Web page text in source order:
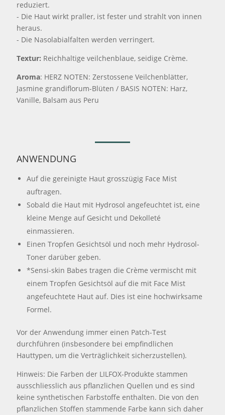
reduziert.
- Die Haut wirkt praller, ist fester und strahlt von innen
heraus.
- Die Nasolabialfalten werden verringert.
Textur: Reichhaltige veilchenblaue, seidige Crème.
Aroma: HERZ NOTEN: Zerstossene Veilchenblätter,
Jasmine grandiflorum-Blüten / BASIS NOTEN: Harz,
Vanille, Balsam aus Peru
ANWENDUNG
Auf die gereinigte Haut grosszügig Face Mist
auftragen.
Sobald die Haut mit Hydrosol angefeuchtet ist, eine
kleine Menge auf Gesicht und Dekolleté
einmassieren.
Einen Tropfen Gesichtsöl und noch mehr Hydrosol-
Toner darüber geben.
*Sensi-skin Babes tragen die Crème vermischt mit
einem Tropfen Gesichtsöl auf die mit Face Mist
angefeuchtete Haut auf. Dies ist eine hochwirksame
Formel.
Vor der Anwendung immer einen Patch-Test
durchführen (insbesondere bei empfindlichen
Hauttypen, um die Verträglichkeit sicherzustellen).
Hinweis: Die Farben der LILFOX-Produkte stammen
ausschliesslich aus pflanzlichen Quellen und es sind
keine synthetischen Farbstoffe enthalten. Die von den
pflanzlichen Stoffen stammende Farbe kann sich daher